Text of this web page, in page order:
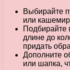
Выбирайте
или
Подбирайте
длине до
придать
Дополните
или шапка,